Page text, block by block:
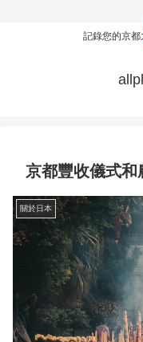
記錄您的京都
京都豐收儀式和
關於日本